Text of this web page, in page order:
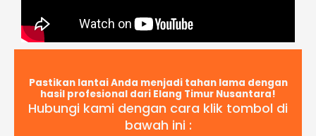
Pastikan lantai Anda menjadi tahan lama dengan
hasil profesional dari Elang Timur Nusantara!
Hubungi kami dengan cara klik tombol di
bawah ini :